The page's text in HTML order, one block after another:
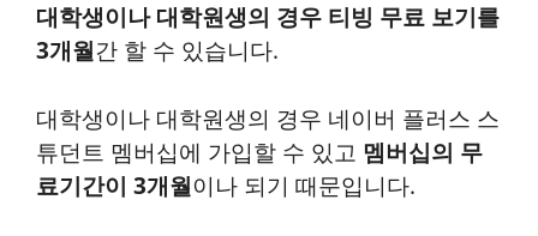
대학생이나 대학원생의 경우 티빙 무료 보기를
3개월간 할 수 있습니다.
대학생이나 대학원생의 경우 네이버 플러스 스
튜던트 멤버십에 가입할 수 있고 멤버십의 무
료기간이 3개월이나 되기 때문입니다.